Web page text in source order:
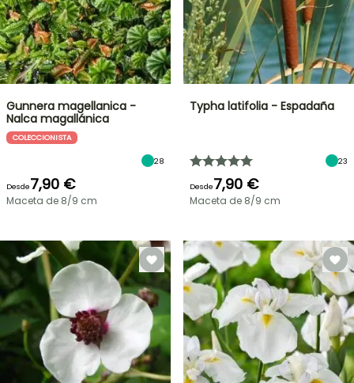
Gunnera magellanica -
Nalca magallánica
COLECCIONISTA
28
Desde7,90 €
Maceta de 8/9 cm
Typha latifolia - Espadaña
23
Desde7,90 €
Maceta de 8/9 cm